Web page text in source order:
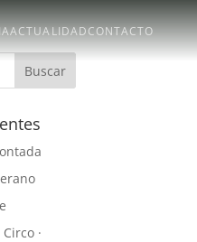
ACTUALIDADCONTACTO
·